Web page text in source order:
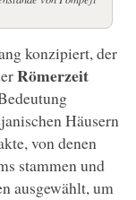
konzipiert, der
Römerzeit
Häusern
von denen
stammen und
ausgewählt, um